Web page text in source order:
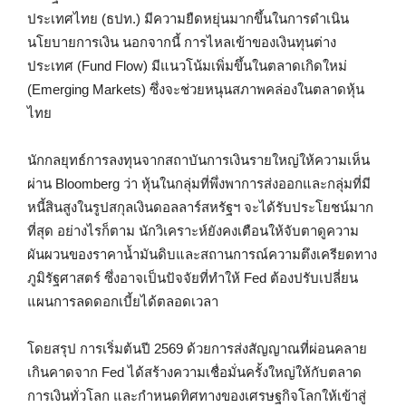
ประเทศไทย (ธปท.) มีความยืดหยุ่นมากขึ้นในการดำเนิน
นโยบายการเงิน นอกจากนี้ การไหลเข้าของเงินทุนต่าง
ประเทศ (Fund Flow) มีแนวโน้มเพิ่มขึ้นในตลาดเกิดใหม่
(Emerging Markets) ซึ่งจะช่วยหนุนสภาพคล่องในตลาดหุ้น
ไทย
นักกลยุทธ์การลงทุนจากสถาบันการเงินรายใหญ่ให้ความเห็น
ผ่าน Bloomberg ว่า หุ้นในกลุ่มที่พึ่งพาการส่งออกและกลุ่มที่มี
หนี้สินสูงในรูปสกุลเงินดอลลาร์สหรัฐฯ จะได้รับประโยชน์มาก
ที่สุด อย่างไรก็ตาม นักวิเคราะห์ยังคงเตือนให้จับตาดูความ
ผันผวนของราคาน้ำมันดิบและสถานการณ์ความตึงเครียดทาง
ภูมิรัฐศาสตร์ ซึ่งอาจเป็นปัจจัยที่ทำให้ Fed ต้องปรับเปลี่ยน
แผนการลดดอกเบี้ยได้ตลอดเวลา
โดยสรุป การเริ่มต้นปี 2569 ด้วยการส่งสัญญาณที่ผ่อนคลาย
เกินคาดจาก Fed ได้สร้างความเชื่อมั่นครั้งใหญ่ให้กับตลาด
การเงินทั่วโลก และกำหนดทิศทางของเศรษฐกิจโลกให้เข้าสู่